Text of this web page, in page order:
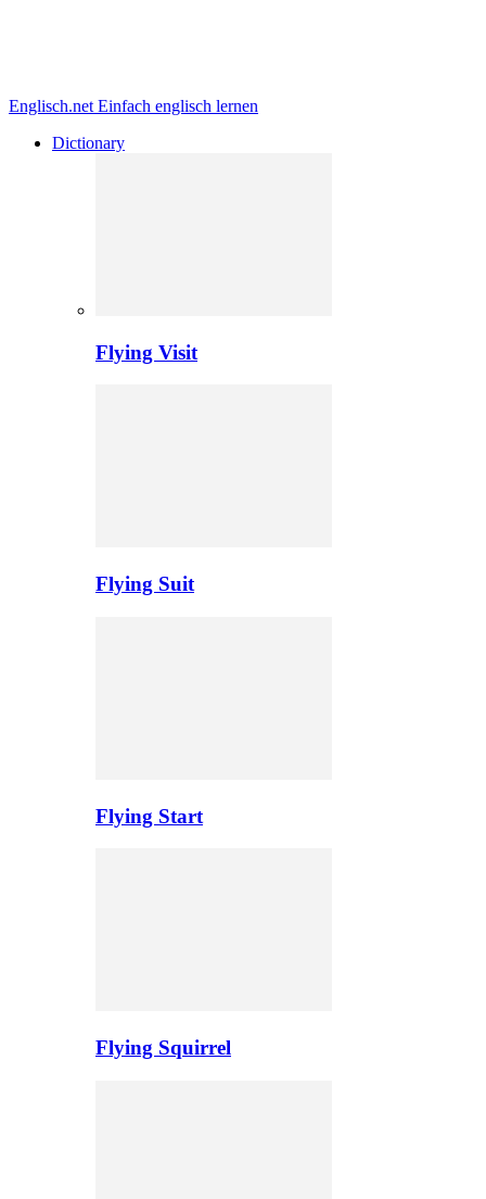
Englisch.net Einfach englisch lernen
Dictionary
Flying Visit
Flying Suit
Flying Start
Flying Squirrel